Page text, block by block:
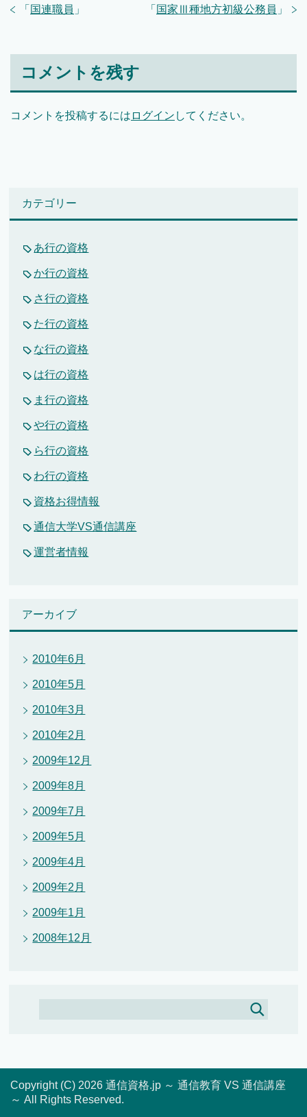
「 国家Ⅲ種地方初級公務員 」
「 国連職員 」
コメントを残す
コメントを投稿するには ログイン してください。
カテゴリー
あ行の資格
か行の資格
さ行の資格
た行の資格
な行の資格
は行の資格
ま行の資格
や行の資格
ら行の資格
わ行の資格
資格お得情報
通信大学VS通信講座
運営者情報
アーカイブ
2010年6月
2010年5月
2010年3月
2010年2月
2009年12月
2009年8月
2009年7月
2009年5月
2009年4月
2009年2月
2009年1月
2008年12月
Copyright (C) 2026 通信資格.jp ～ 通信教育 VS 通信講座
～ All Rights Reserved.